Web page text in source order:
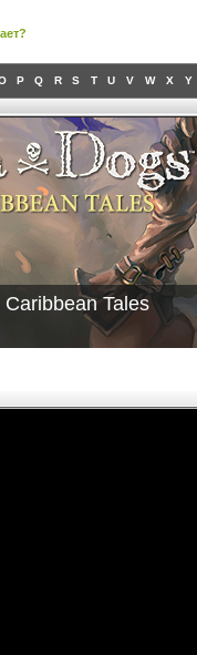
P Q R S T U V W X Y
Tales